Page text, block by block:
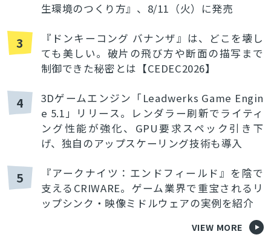
生環境のつくり方』、8/11（火）に発売
3
『ドンキーコング バナンザ』は、どこを壊し
ても美しい。破片の飛び方や断面の描写まで
制御できた秘密とは【CEDEC2026】
4
3Dゲームエンジン「Leadwerks Game Engin
e 5.1」リリース。レンダラー刷新でライティ
ング性能が強化、GPU要求スペック引き下
げ、独自のアップスケーリング技術も導入
5
『アークナイツ：エンドフィールド』を陰で
支えるCRIWARE。ゲーム業界で重宝されるリ
ップシンク・映像ミドルウェアの実例を紹介
VIEW MORE